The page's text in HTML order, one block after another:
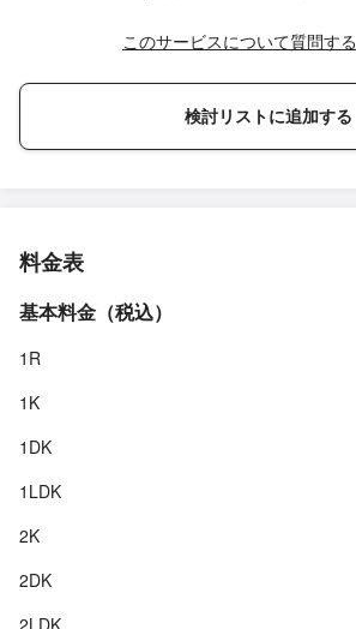
このサービスについて質問する
検討リストに追加する
料金表
基本料金（税込）
1R
1K
1DK
1LDK
2K
2DK
2LDK